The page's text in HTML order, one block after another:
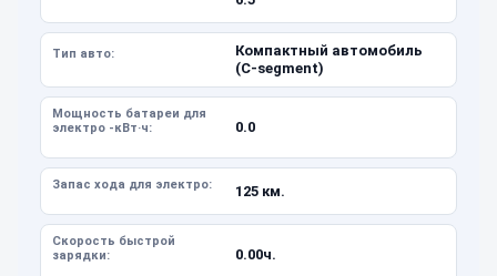
Тип авто:
Компактный автомобиль
(C-segment)
Мощность батареи для
электро -кВт·ч:
0.0
Запас хода для электро: 125 км.
Скорость быстрой
зарядки:
0.00ч.